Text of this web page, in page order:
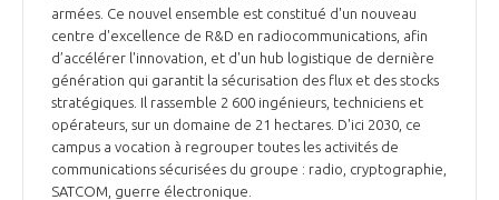
armées. Ce nouvel ensemble est constitué d'un nouveau
centre d'excellence de R&D en radiocommunications, afin
d’accélérer l'innovation, et d'un hub logistique de dernière
génération qui garantit la sécurisation des flux et des stocks
stratégiques. Il rassemble 2 600 ingénieurs, techniciens et
opérateurs, sur un domaine de 21 hectares. D'ici 2030, ce
campus a vocation à regrouper toutes les activités de
communications sécurisées du groupe : radio, cryptographie,
SATCOM, guerre électronique.